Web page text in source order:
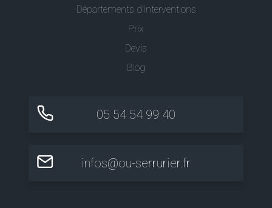
Départements d'interventions
Prix
Devis
Blog
05 54 54 99 40
infos@ou-serrurier.fr